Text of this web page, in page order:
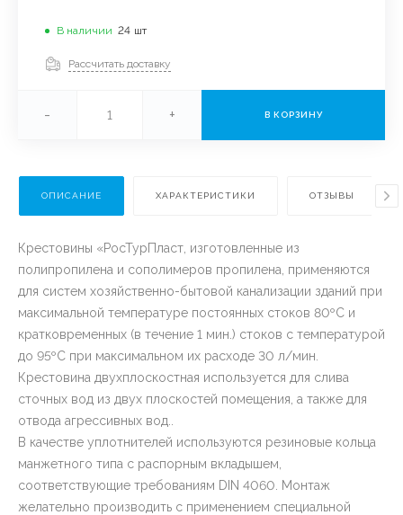
В наличии 24 шт
Рассчитать доставку
- + В КОРЗИНУ
ОПИСАНИЕ ХАРАКТЕРИСТИКИ ОТЗЫВЫ
Крестовины «РосТурПласт, изготовленные из
полипропилена и сополимеров пропилена, применяются
для систем хозяйственно-бытовой канализации зданий при
максимальной температуре постоянных стоков 80ºС и
кратковременных (в течение 1 мин.) стоков с температурой
до 95ºС при максимальном их расходе 30 л/мин.
Крестовина двухплоскостная используется для слива
сточных вод из двух плоскостей помещения, а также для
отвода агрессивных вод..
В качестве уплотнителей используются резиновые кольца
манжетного типа с распорным вкладышем,
соответствующие требованиям DIN 4060. Монтаж
желательно производить с применением специальной